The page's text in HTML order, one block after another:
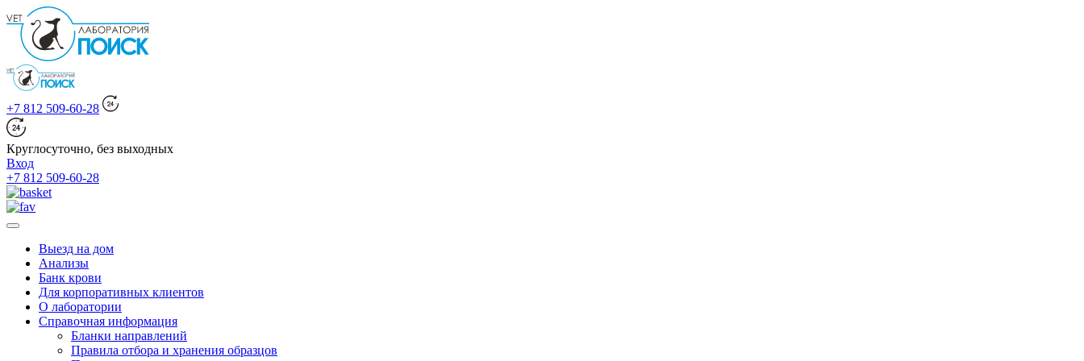
+7 812 509-60-28
Круглосуточно, без выходных
Вход
+7 812 509-60-28
Выезд на дом
Анализы
Банк крови
Для корпоративных клиентов
О лаборатории
Справочная информация
Бланки направлений
Правила отбора и хранения образцов